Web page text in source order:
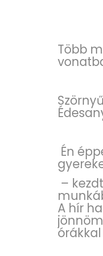
Több
Én
–
A hír